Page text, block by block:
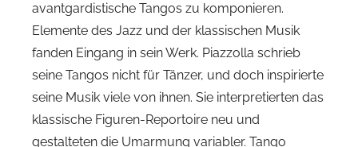
avantgardistische Tangos zu komponieren.
Elemente des Jazz und der klassischen Musik
fanden Eingang in sein Werk. Piazzolla schrieb
seine Tangos nicht für Tänzer, und doch inspirierte
seine Musik viele von ihnen. Sie interpretierten das
klassische Figuren-Reportoire neu und
gestalteten die Umarmung variabler. Tango